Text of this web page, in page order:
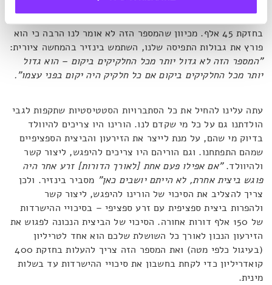
בגדול את סיכויי ההישרדות והגעה לבשלות מינית של בני אדם
בחזקת 45 אלף. מכיוון שהמספר הזה לא אומר לנו הרבה כי הוא
פורץ את גבולות התפיסה שלנו, השתמש בינזיר בהמחשה ציורית:
"המספר הזה לא גדול יותר מכל החלקיקים ביקום – הוא גדול
יותר מכל החלקיקים ביקום אם כל חלקיק היה יקום בפני עצמו".
עתה עלינו להחיל את כל הסתברויות הסטטיסטיות שתקפות לגבי
הולדתנו גם על כל מי שקדם לנו. הורינו היו צריכים להיוולד
בדיוק מי שהם, על מנת לייצר את הזירעון והביצית הספציפיים
שמהם התפתחנו. וגם הוריהם היו צריכים להיפגש, ליצור קשר
ולהיוולד."אם אפילו פעם אחת [לאורך הדורות] זרע אחר היה
פוגש ביצית אחרת, לא הייתם יושבים כאן" מסביר בינזיר. ולכן
צריך להצליב את הסיכוי של הורינו להיפגש, ליצור קשר
ולהפרות ביצית ספציפית עם זרע ספציפי – בסיכויי ההישרדות
של 150 אלף דורות אחורה. הסיכוי של הביצית הנכונה לפגוש את
הזירעון הנכון לאורך כל השושלת שלכם הוא אחד לטריליון
(בעיגול כלפי מטה) ואת המספר הזה צריך להעלות בחזקת 400
קואדריליון כדי לקחת בחשבון את סיכויי ההישרדות עד בשלות
מינית.